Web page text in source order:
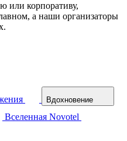
или корпоративу,
а наши организаторы
Вдохновение
Вселенная Novotel